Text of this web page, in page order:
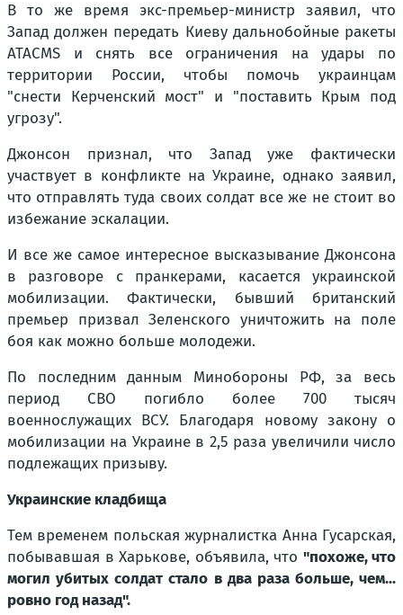
В то же время экс-премьер-министр заявил, что
Запад должен передать Киеву дальнобойные ракеты
ATACMS и снять все ограничения на удары по
территории России, чтобы помочь украинцам
"снести Керченский мост" и "поставить Крым под
угрозу".
Джонсон признал, что Запад уже фактически
участвует в конфликте на Украине, однако заявил,
что отправлять туда своих солдат все же не стоит во
избежание эскалации.
И все же самое интересное высказывание Джонсона
в разговоре с пранкерами, касается украинской
мобилизации. Фактически, бывший британский
премьер призвал Зеленского уничтожить на поле
боя как можно больше молодежи.
По последним данным Минобороны РФ, за весь
период СВО погибло более 700 тысяч
военнослужащих ВСУ. Благодаря новому закону о
мобилизации на Украине в 2,5 раза увеличили число
подлежащих призыву.
Украинские кладбища
Тем временем польская журналистка Анна Гусарская,
побывавшая в Харькове, объявила, что "похоже, что
могил убитых солдат стало в два раза больше, чем...
ровно год назад".